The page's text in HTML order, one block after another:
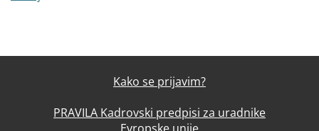
Kako se prijavim?
PRAVILA Kadrovski predpisi za uradnike